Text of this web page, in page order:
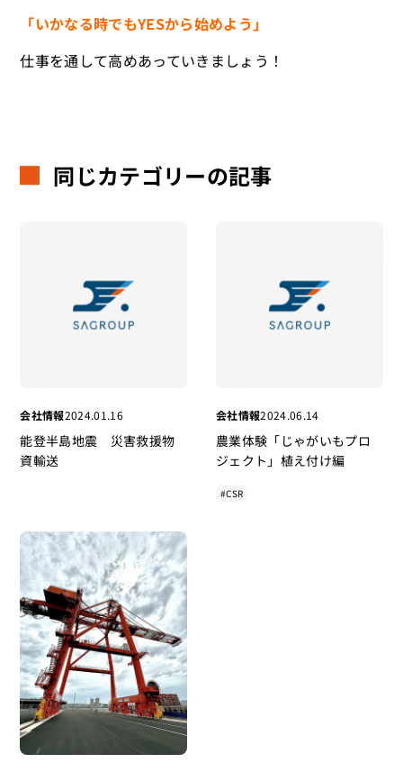
「いかなる時でもYESから始めよう」
仕事を通して高めあっていきましょう！
同じカテゴリーの記事
会社情報2024.01.16
能登半島地震 災害救援物
資輸送
会社情報2024.06.14
農業体験「じゃがいもプロ
ジェクト」植え付け編
#CSR